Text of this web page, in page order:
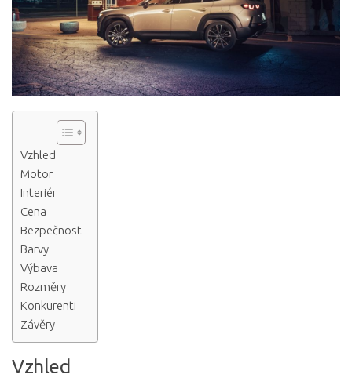
Vzhled
Motor
Interiér
Cena
Bezpečnost
Barvy
Výbava
Rozměry
Konkurenti
Závěry
Vzhled